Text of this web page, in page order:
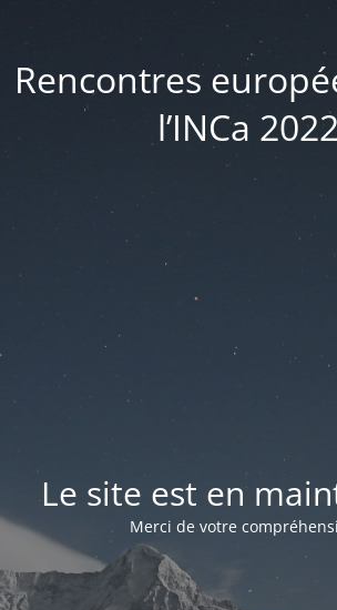
Rencontres
l’INCa 2022
Le site est en
Merci de votre